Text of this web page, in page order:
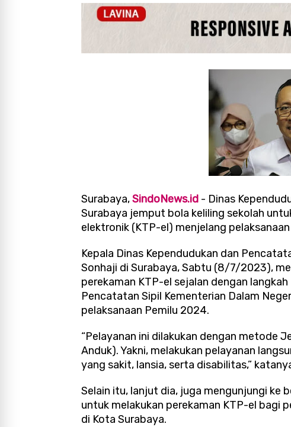
Surabaya,SindoNews.id - Dinas
Surabaya jemput bola keliling sekolah
elektronik (KTP-el) menjelang
Kepala Dinas Kependudukan dan
Sonhaji di Surabaya, Sabtu (8/7/2023),
perekaman KTP-el sejalan dengan
Pencatatan Sipil Kementerian Dalam
pelaksanaan Pemilu 2024.
“Pelayanan ini dilakukan dengan metode
Anduk). Yakni, melakukan pelayanan
yang sakit, lansia, serta disabilitas,”
Selain itu, lanjut dia, juga mengunjungi ke
untuk melakukan perekaman KTP-el bagi
di Kota Surabaya.